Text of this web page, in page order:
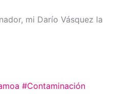
mi Darío Vásquez la
#Contaminación